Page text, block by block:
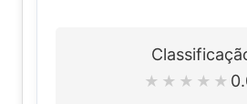
★ ★ ★ ★ ★